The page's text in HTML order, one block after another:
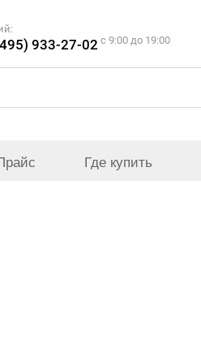
933-27-02 c 9:00 до 19:00
Где купить